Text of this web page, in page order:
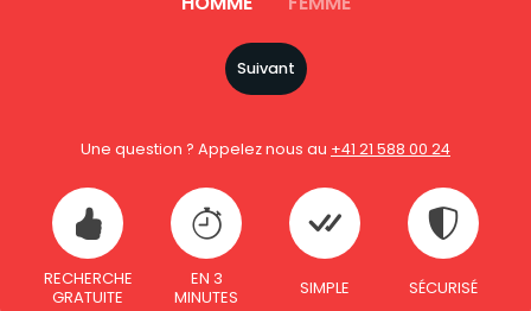
Suivant
Une question ? Appelez nous au +41 21 588 00 24
RECHERCHE
GRATUITE
EN 3
MINUTES
SIMPLE SÉCURISÉ